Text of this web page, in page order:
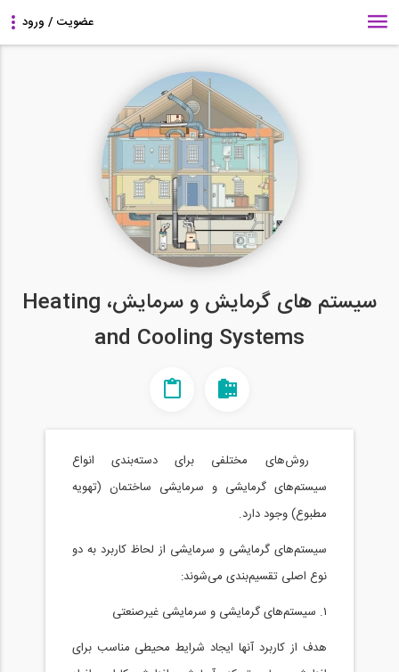
سیستم های گرمایش و سرمایش، Heating
and Cooling Systems
روش‌های مختلفی برای دسته‌بندی انواع
سیستم‌های گرمایشی و سرمایشی ساختمان (تهویه
مطبوع) وجود دارد.
سیستم‌های گرمایشی و سرمایشی از لحاظ کاربرد به دو
نوع اصلی تقسیم‌بندی می‌شوند:
۱. سیستم‌های گرمایشی و سرمایشی غیرصنعتی
هدف از کاربرد آنها ایجاد شرایط محیطی مناسب برای